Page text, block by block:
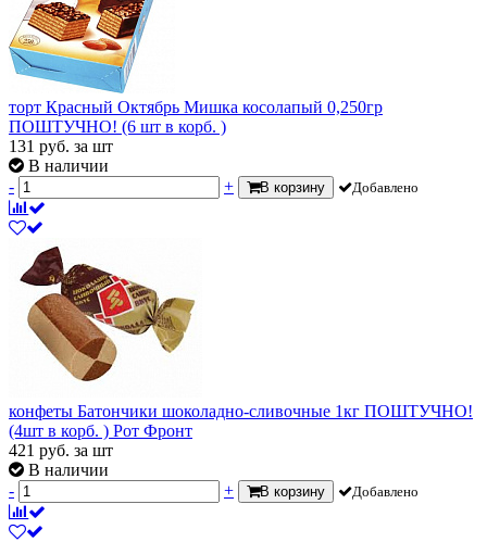
торт Красный Октябрь Мишка косолапый 0,250гр
ПОШТУЧНО! (6 шт в корб. )
131 руб. за шт
В наличии
-
+ В корзину Добавлено
конфеты Батончики шоколадно-сливочные 1кг ПОШТУЧНО!
(4шт в корб. ) Рот Фронт
421 руб. за шт
В наличии
-
+ В корзину Добавлено